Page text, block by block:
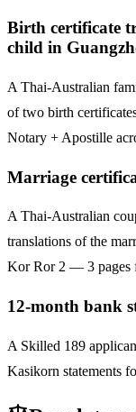
Birth certificate
child in
A Thai-Australian
of two birth
Notary + Apostille
Marriage
A Thai-Australian
translations of the
Kor Ror 2 — 3 pages
12-month bank
A Skilled 189
Kasikorn statements